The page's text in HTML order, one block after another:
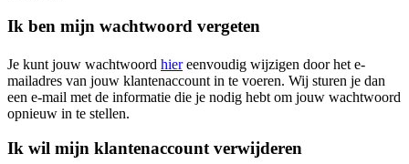
Ik ben mijn wachtwoord vergeten
Je kunt jouw wachtwoord hiereenvoudig wijzigen door het e-
mailadres van jouw klantenaccount in te voeren. Wij sturen je dan
een e-mail met de informatie die je nodig hebt om jouw wachtwoord
opnieuw in te stellen.
Ik wil mijn klantenaccount verwijderen